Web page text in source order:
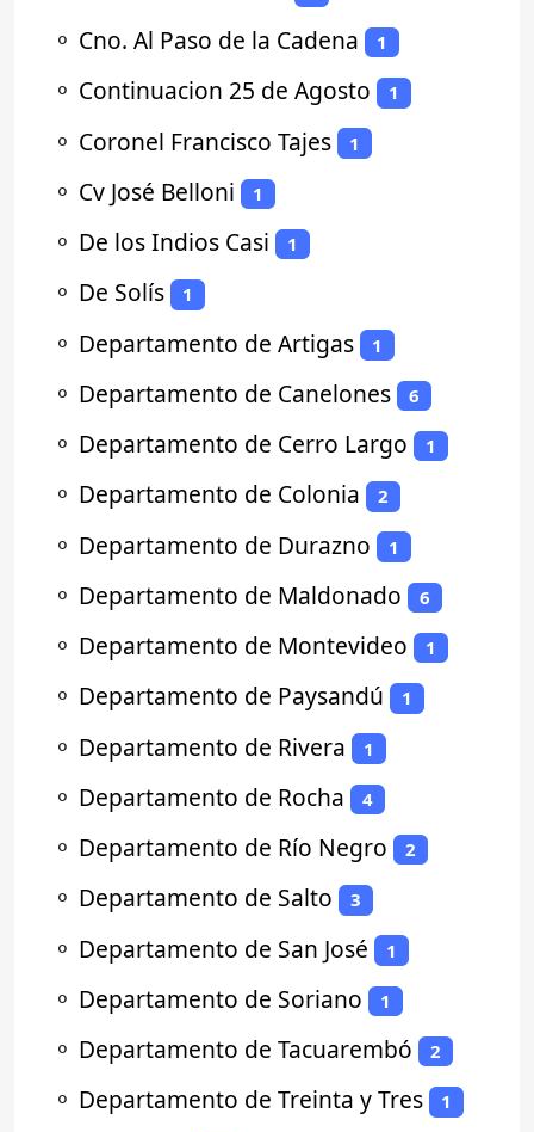
⚬ Cno. Al Paso de la Cadena 1
⚬ Continuacion 25 de Agosto 1
⚬ Coronel Francisco Tajes 1
⚬ Cv José Belloni 1
⚬ De los Indios Casi 1
⚬ De Solís 1
⚬ Departamento de Artigas 1
⚬ Departamento de Canelones 6
⚬ Departamento de Cerro Largo 1
⚬ Departamento de Colonia 2
⚬ Departamento de Durazno 1
⚬ Departamento de Maldonado 6
⚬ Departamento de Montevideo 1
⚬ Departamento de Paysandú 1
⚬ Departamento de Rivera 1
⚬ Departamento de Rocha 4
⚬ Departamento de Río Negro 2
⚬ Departamento de Salto 3
⚬ Departamento de San José 1
⚬ Departamento de Soriano 1
⚬ Departamento de Tacuarembó 2
⚬ Departamento de Treinta y Tres 1